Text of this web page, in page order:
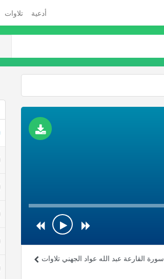
أدعية تلاوات
سورة القارعة عبد الله عواد الجهني تلاوات